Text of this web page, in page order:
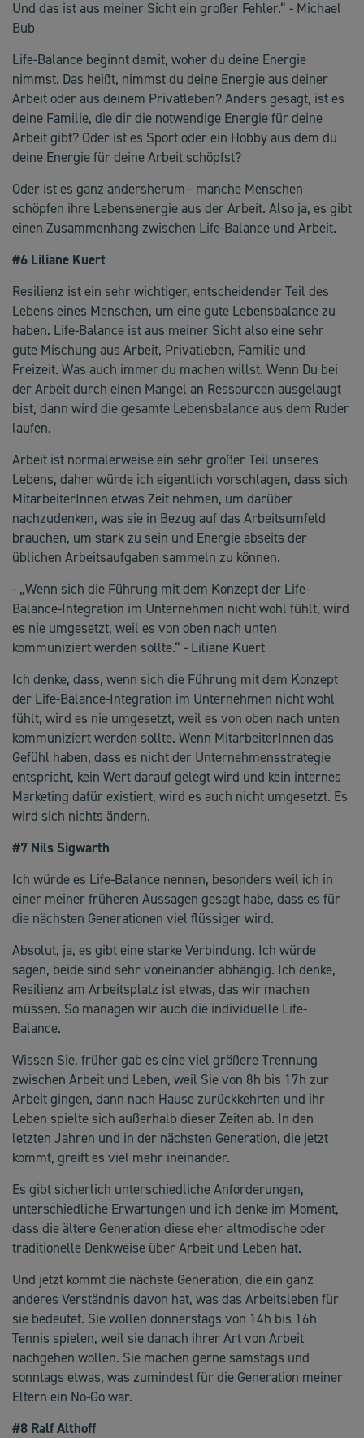
Und das ist aus meiner Sicht ein großer Fehler.“ - Michael
Bub
Life-Balance beginnt damit, woher du deine Energie
nimmst. Das heißt, nimmst du deine Energie aus deiner
Arbeit oder aus deinem Privatleben? Anders gesagt, ist es
deine Familie, die dir die notwendige Energie für deine
Arbeit gibt? Oder ist es Sport oder ein Hobby aus dem du
deine Energie für deine Arbeit schöpfst?
Oder ist es ganz andersherum– manche Menschen
schöpfen ihre Lebensenergie aus der Arbeit. Also ja, es gibt
einen Zusammenhang zwischen Life-Balance und Arbeit.
#6 Liliane Kuert
Resilienz ist ein sehr wichtiger, entscheidender Teil des
Lebens eines Menschen, um eine gute Lebensbalance zu
haben. Life-Balance ist aus meiner Sicht also eine sehr
gute Mischung aus Arbeit, Privatleben, Familie und
Freizeit. Was auch immer du machen willst. Wenn Du bei
der Arbeit durch einen Mangel an Ressourcen ausgelaugt
bist, dann wird die gesamte Lebensbalance aus dem Ruder
laufen.
Arbeit ist normalerweise ein sehr großer Teil unseres
Lebens, daher würde ich eigentlich vorschlagen, dass sich
MitarbeiterInnen etwas Zeit nehmen, um darüber
nachzudenken, was sie in Bezug auf das Arbeitsumfeld
brauchen, um stark zu sein und Energie abseits der
üblichen Arbeitsaufgaben sammeln zu können.
- „Wenn sich die Führung mit dem Konzept der Life-
Balance-Integration im Unternehmen nicht wohl fühlt, wird
es nie umgesetzt, weil es von oben nach unten
kommuniziert werden sollte.“ - Liliane Kuert
Ich denke, dass, wenn sich die Führung mit dem Konzept
der Life-Balance-Integration im Unternehmen nicht wohl
fühlt, wird es nie umgesetzt, weil es von oben nach unten
kommuniziert werden sollte. Wenn MitarbeiterInnen das
Gefühl haben, dass es nicht der Unternehmensstrategie
entspricht, kein Wert darauf gelegt wird und kein internes
Marketing dafür existiert, wird es auch nicht umgesetzt. Es
wird sich nichts ändern.
#7 Nils Sigwarth
Ich würde es Life-Balance nennen, besonders weil ich in
einer meiner früheren Aussagen gesagt habe, dass es für
die nächsten Generationen viel flüssiger wird.
Absolut, ja, es gibt eine starke Verbindung. Ich würde
sagen, beide sind sehr voneinander abhängig. Ich denke,
Resilienz am Arbeitsplatz ist etwas, das wir machen
müssen. So managen wir auch die individuelle Life-
Balance.
Wissen Sie, früher gab es eine viel größere Trennung
zwischen Arbeit und Leben, weil Sie von 8h bis 17h zur
Arbeit gingen, dann nach Hause zurückkehrten und ihr
Leben spielte sich außerhalb dieser Zeiten ab. In den
letzten Jahren und in der nächsten Generation, die jetzt
kommt, greift es viel mehr ineinander.
Es gibt sicherlich unterschiedliche Anforderungen,
unterschiedliche Erwartungen und ich denke im Moment,
dass die ältere Generation diese eher altmodische oder
traditionelle Denkweise über Arbeit und Leben hat.
Und jetzt kommt die nächste Generation, die ein ganz
anderes Verständnis davon hat, was das Arbeitsleben für
sie bedeutet. Sie wollen donnerstags von 14h bis 16h
Tennis spielen, weil sie danach ihrer Art von Arbeit
nachgehen wollen. Sie machen gerne samstags und
sonntags etwas, was zumindest für die Generation meiner
Eltern ein No-Go war.
#8 Ralf Althoff